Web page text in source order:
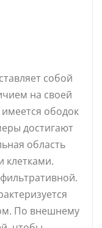
собой
на своей
ободок
достигают
область
клетками.
По внешнему